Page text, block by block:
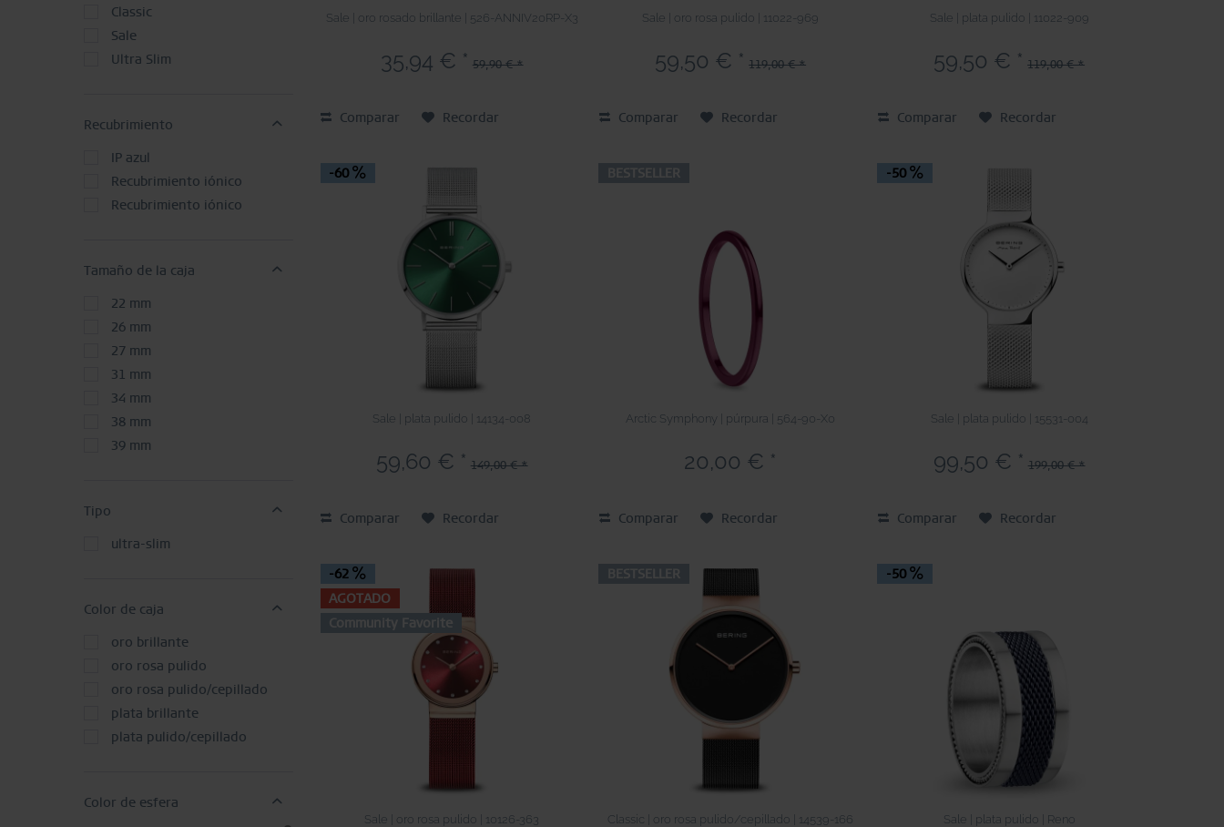
Classic
Sale
Ultra Slim
Recubrimiento
IP azul
Recubrimiento iónico
Recubrimiento iónico
Tamaño de la caja
22 mm
26 mm
27 mm
31 mm
34 mm
38 mm
39 mm
Tipo
ultra-slim
Color de caja
oro brillante
oro rosa pulido
oro rosa pulido/cepillado
plata brillante
plata pulido/cepillado
Color de esfera
Sale | oro rosado brillante | 526-ANNIV20RP-X3
35,94 € * 59,90 € *
Comparar Recordar
Sale | oro rosa pulido | 11022-969
59,50 € * 119,00 € *
Comparar Recordar
Sale | plata pulido | 11022-909
59,50 € * 119,00 € *
Comparar Recordar
-60
Sale | plata pulido | 14134-008
59,60 € * 149,00 € *
Comparar Recordar
Arctic Symphony | púrpura | 564-90-X0
20,00 € *
Comparar Recordar
-50
Sale | plata pulido | 15531-004
99,50 € * 199,00 € *
Comparar Recordar
-62
AGOTADO
Community Favorite
Sale | oro rosa pulido | 10126-363 Classic | oro rosa pulido/cepillado | 14539-166
-50
Sale | plata pulido | Reno